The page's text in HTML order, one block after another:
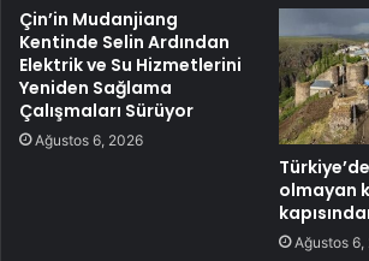
Çin’in Mudanjiang
Kentinde Selin Ardından
Elektrik ve Su Hizmetlerini
Yeniden Sağlama
Çalışmaları Sürüyor
Ağustos 6, 2026
olmayan
Ağustos 6,